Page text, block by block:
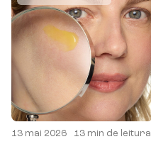
13 mai 2026 13 min de leitura